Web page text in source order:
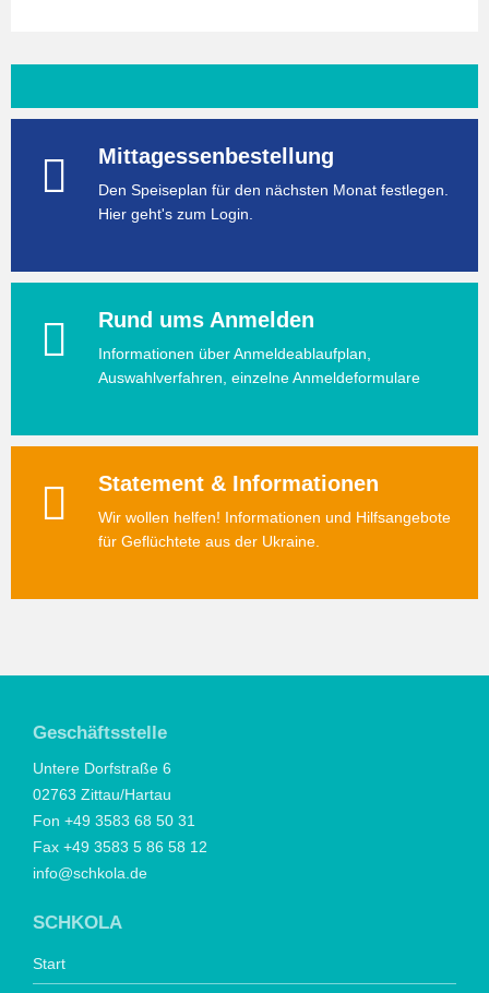
Mittagessenbestellung
Den Speiseplan für den nächsten Monat festlegen.
Hier geht's zum Login.
Rund ums Anmelden
Informationen über Anmeldeablaufplan,
Auswahlverfahren, einzelne Anmeldeformulare
Statement & Informationen
Wir wollen helfen! Informationen und Hilfsangebote
für Geflüchtete aus der Ukraine.
Geschäftsstelle
Untere Dorfstraße 6
02763 Zittau/Hartau
Fon +49 3583 68 50 31
Fax +49 3583 5 86 58 12
info@schkola.de
SCHKOLA
Start